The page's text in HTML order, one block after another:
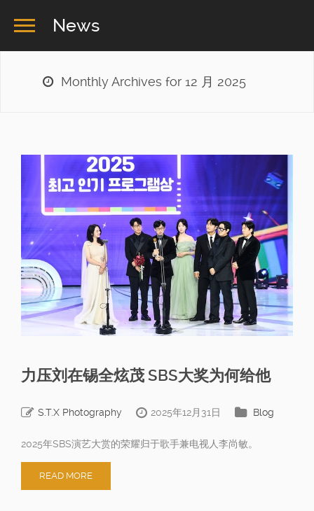
News
Monthly Archives for 12 月 2025
力压刘在锡全炫茂 SBS大奖为何给他
S.T.X Photography 2025年12月31日 Blog
2025年SBS演艺大赏的荣耀归于歌手兼电视人李尚敏。
READ MORE